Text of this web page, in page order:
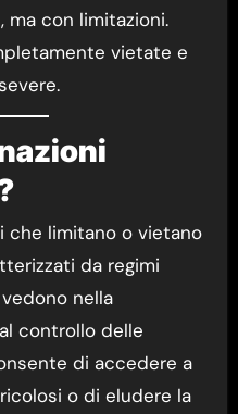
ma con limitazioni.
vietate e
che limitano o vietano
da regimi
nella
controllo delle
di accedere a
o di eludere la